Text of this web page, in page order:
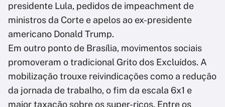
presidente Lula, pedidos de impeachment de
ministros da Corte e apelos ao ex-presidente
americano Donald Trump.
Em outro ponto de Brasília, movimentos sociais
promoveram o tradicional Grito dos Excluídos. A
mobilização trouxe reivindicações como a redução
da jornada de trabalho, o fim da escala 6x1 e
maior taxação sobre os super-ricos. Entre os